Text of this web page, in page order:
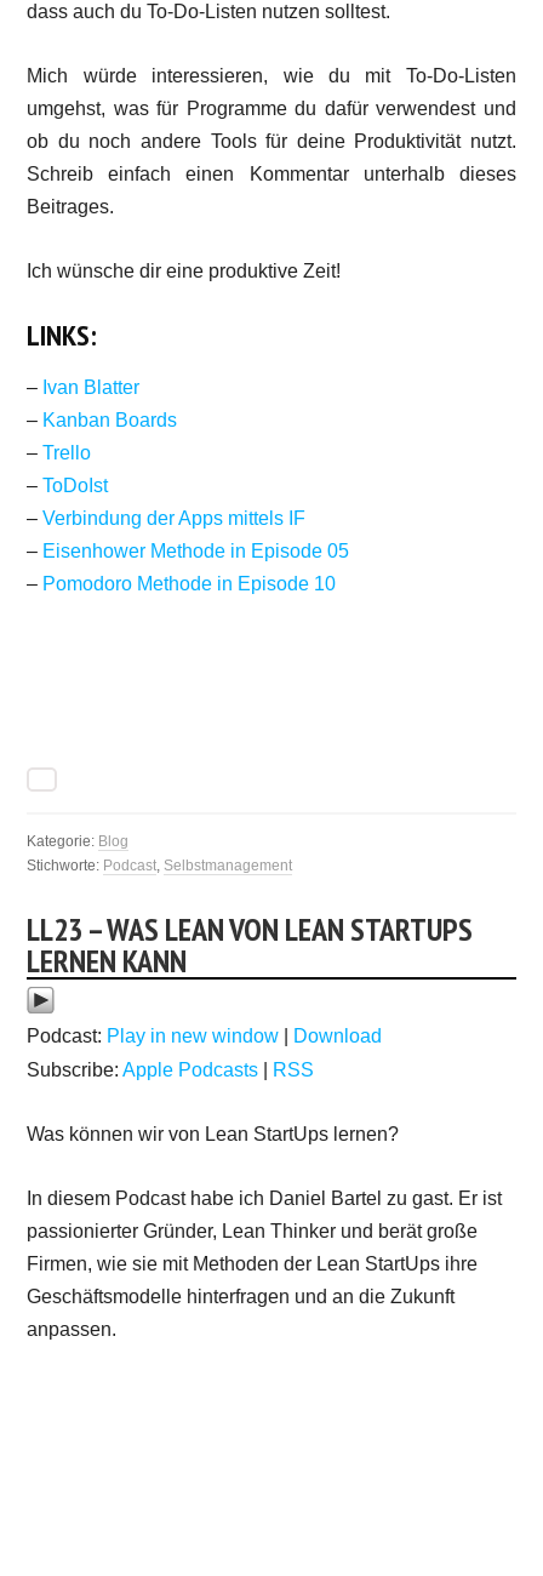
dass auch du To-Do-Listen nutzen solltest.
Mich würde interessieren, wie du mit To-Do-Listen
umgehst, was für Programme du dafür verwendest und
ob du noch andere Tools für deine Produktivität nutzt.
Schreib einfach einen Kommentar unterhalb dieses
Beitrages.
Ich wünsche dir eine produktive Zeit!
LINKS:
– Ivan Blatter
– Kanban Boards
–Trello
–ToDoIst
–Verbindung der Apps mittels IF
– Eisenhower Methode in Episode 05
– Pomodoro Methode in Episode 10
Kategorie: Blog
Stichworte: Podcast, Selbstmanagement
LL23 – WAS LEAN VON LEAN STARTUPS
LERNEN KANN
Podcast: Play in new window
Download
Subscribe:Apple Podcasts RSS
Was können wir von Lean StartUps lernen?
In diesem Podcast habe ich Daniel Bartel zu gast. Er ist
passionierter Gründer, Lean Thinker und berät große
Firmen, wie sie mit Methoden der Lean StartUps ihre
Geschäftsmodelle hinterfragen und an die Zukunft
anpassen.